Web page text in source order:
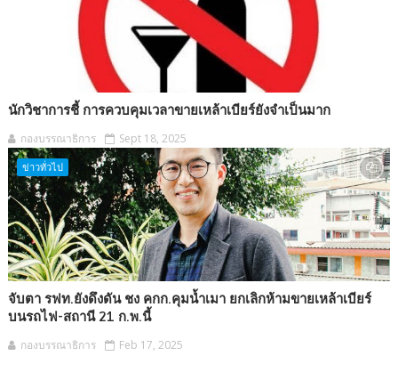
นักวิชาการชี้ การควบคุมเวลาขายเหล้าเบียร์ยังจำเป็นมาก
กองบรรณาธิการ Sept 18, 2025
ข่าวทั่วไป
จับตา รฟท.ยังดึงดัน ชง คกก.คุมน้ำเมา ยกเลิกห้ามขายเหล้าเบียร์
บนรถไฟ-สถานี 21 ก.พ.นี้
กองบรรณาธิการ Feb 17, 2025